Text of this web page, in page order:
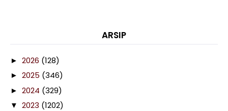
ARSIP
► 2026 (128)
► 2025 (346)
► 2024 (329)
▼ 2023 (1202)